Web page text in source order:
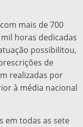
mais de 700
horas dedicadas
possibilitou,
de
realizadas por
à média nacional
em todas as sete